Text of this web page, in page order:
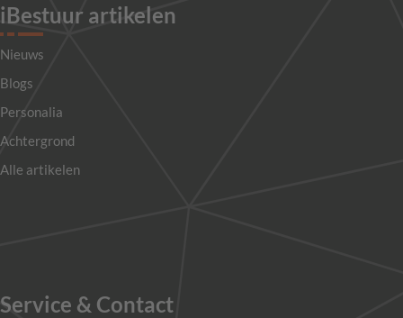
iBestuur artikelen
Nieuws
Blogs
Personalia
Achtergrond
Alle artikelen
Service & Contact